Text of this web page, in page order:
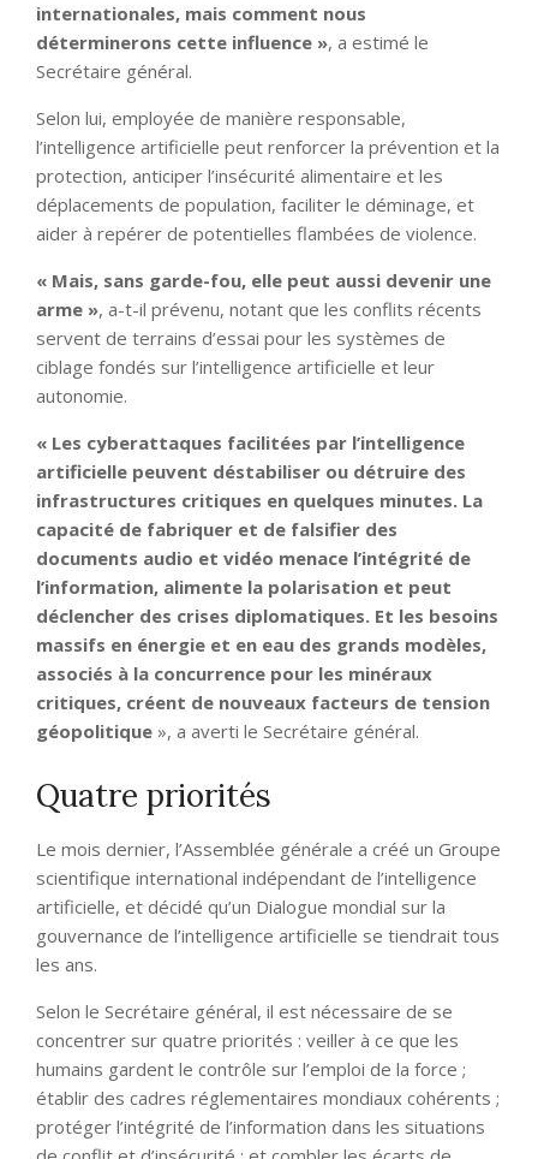
internationales, mais comment nous
déterminerons cette influence », a estimé le
Secrétaire général.
Selon lui, employée de manière responsable,
l’intelligence artificielle peut renforcer la prévention et la
protection, anticiper l’insécurité alimentaire et les
déplacements de population, faciliter le déminage, et
aider à repérer de potentielles flambées de violence.
« Mais, sans garde-fou, elle peut aussi devenir une
arme », a-t-il prévenu, notant que les conflits récents
servent de terrains d’essai pour les systèmes de
ciblage fondés sur l’intelligence artificielle et leur
autonomie.
« Les cyberattaques facilitées par l’intelligence
artificielle peuvent déstabiliser ou détruire des
infrastructures critiques en quelques minutes. La
capacité de fabriquer et de falsifier des
documents audio et vidéo menace l’intégrité de
l’information, alimente la polarisation et peut
déclencher des crises diplomatiques. Et les besoins
massifs en énergie et en eau des grands modèles,
associés à la concurrence pour les minéraux
critiques, créent de nouveaux facteurs de tension
géopolitique », a averti le Secrétaire général.
Quatre priorités
Le mois dernier, l’Assemblée générale a créé un Groupe
scientifique international indépendant de l’intelligence
artificielle, et décidé qu’un Dialogue mondial sur la
gouvernance de l’intelligence artificielle se tiendrait tous
les ans.
Selon le Secrétaire général, il est nécessaire de se
concentrer sur quatre priorités : veiller à ce que les
humains gardent le contrôle sur l’emploi de la force ;
établir des cadres réglementaires mondiaux cohérents ;
protéger l’intégrité de l’information dans les situations